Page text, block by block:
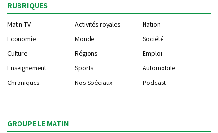
RUBRIQUES
Matin TV Activités royales
Nation
Economie
Monde
Société
Culture
Régions
Emploi
Enseignement
Sports
Automobile
Chroniques
Nos Spéciaux Podcast
GROUPE LE MATIN